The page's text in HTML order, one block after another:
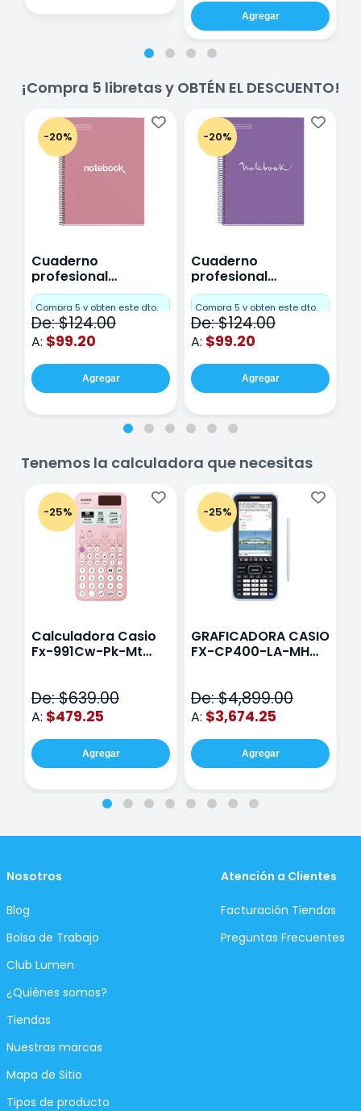
Agregar
¡Compra 5 libretas y OBTÉN EL DESCUENTO!
-20%
Cuaderno
profesional
Miquelrius Emotions
Cuadro Chico 80
hojas Rosa
Compra 5 y obten este dto.
De: $124.00
A: $99.20
Agregar
-20%
Cuaderno
profesional
Miquelrius Emotions
raya 80 hojas
Purpura
Compra 5 y obten este dto.
De: $124.00
A: $99.20
Agregar
Tenemos la calculadora que necesitas
-25%
Calculadora Casio
Fx-991Cw-Pk-Mt
De: $639.00
A: $479.25
Agregar
-25%
GRAFICADORA CASIO
FX-CP400-LA-MH
De: $4,899.00
A: $3,674.25
Agregar
Nosotros
Blog
Bolsa de Trabajo
Club Lumen
¿Quiénes somos?
Tiendas
Nuestras marcas
Mapa de Sitio
Tipos de producto
Atención a Clientes
Facturación Tiendas
Preguntas Frecuentes